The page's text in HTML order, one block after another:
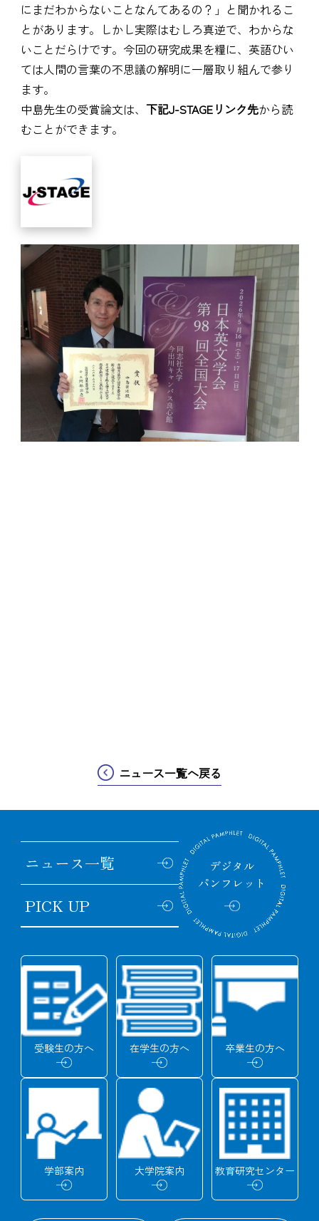
にまだわからないことなんてあるの？」と聞かれるこ
とがあります。しかし実際はむしろ真逆で、わからな
いことだらけです。今回の研究成果を糧に、英語ひい
ては人間の言葉の不思議の解明に一層取り組んで参り
ます。
中島先生の受賞論文は、 下記J-STAGEリンク先から読
むことができます。
ニュース一覧へ戻る
ニュース一覧
PICK UP
デジタル
パンフレット
受験生の方へ 在学生の方へ 卒業生の方へ
学部案内 大学院案内 教育研究センター